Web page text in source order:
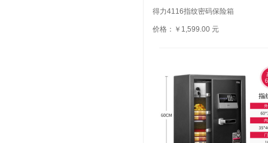
得力4116指纹密码保险箱
价格：￥1,599.00 元